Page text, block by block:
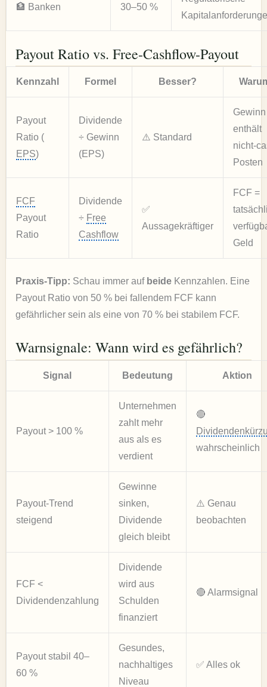
🏦 Banken 30–50 %
Payout Ratio vs. Free-Cashflow-Payout
Kennzahl Formel Besser?
Payout
Ratio (
EPS)
Dividende
÷ Gewinn
(EPS)
⚠️ Standard
Gewinn
enthält
nicht-
Posten
FCF
Payout
Ratio
Dividende
÷ Free
Cashflow
✅
Aussagekräftiger
FCF =
Geld
Praxis-Tipp: Schau immer auf beideKennzahlen. Eine
Payout Ratio von 50 % bei fallendem FCF kann
gefährlicher sein als eine von 70 % bei stabilem FCF.
Warnsignale: Wann wird es gefährlich?
Signal Bedeutung Aktion
Payout > 100 %
Unternehmen
zahlt mehr
aus als es
verdient
🔴
wahrscheinlich
Payout-Trend
steigend
Gewinne
sinken,
Dividende
gleich bleibt
⚠️ Genau
beobachten
FCF <
Dividendenzahlung
Dividende
wird aus
Schulden
finanziert
🔴 Alarmsignal
Payout stabil 40–
60 %
Gesundes,
nachhaltiges
Niveau
✅ Alles ok